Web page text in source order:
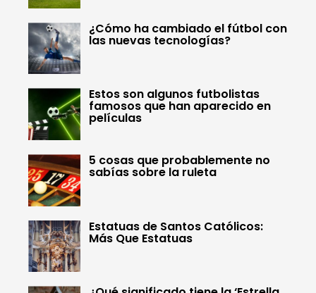
¿Cómo ha cambiado el fútbol con
las nuevas tecnologías?
Estos son algunos futbolistas
famosos que han aparecido en
películas
5 cosas que probablemente no
sabías sobre la ruleta
Estatuas de Santos Católicos:
Más Que Estatuas